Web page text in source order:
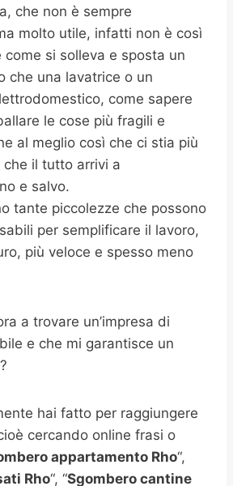
che non è sempre
molto utile, infatti non è così
come si solleva e sposta un
che una lavatrice o un
come sapere
le cose più fragili e
al meglio così che ci stia più
il tutto arrivi a
e salvo.
tante piccolezze che possono
per semplificare il lavoro,
più veloce e spesso meno
a trovare un’impresa di
e che mi garantisce un
hai fatto per raggiungere
cercando online frasi o
appartamento Rho“,
Rho“, “Sgombero cantine